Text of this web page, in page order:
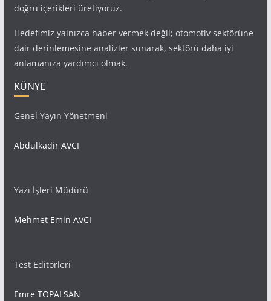
doğru içerikleri üretiyoruz.
Hedefimiz yalnızca haber vermek değil; otomotiv sektörüne
dair derinlemesine analizler sunarak, sektörü daha iyi
anlamanıza yardımcı olmak.
KÜNYE
Genel Yayın Yönetmeni
Abdulkadir AVCI
Yazı İşleri Müdürü
Mehmet Emin AVCI
Test Editörleri
Emre TOPALSAN